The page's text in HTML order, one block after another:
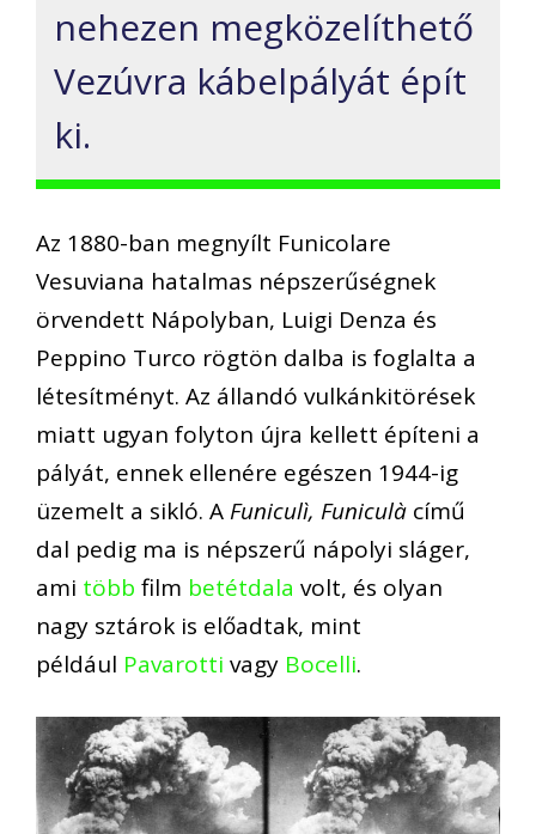
nehezen megközelíthető
Vezúvra kábelpályát épít
ki.
Az 1880-ban megnyílt Funicolare
Vesuviana hatalmas népszerűségnek
örvendett Nápolyban, Luigi Denza és
Peppino Turco rögtön dalba is foglalta a
létesítményt. Az állandó vulkánkitörések
miatt ugyan folyton újra kellett építeni a
pályát, ennek ellenére egészen 1944-ig
üzemelt a sikló. A Funiculì, Funiculà című
dal pedig ma is népszerű nápolyi sláger,
ami több film betétdala volt, és olyan
nagy sztárok is előadtak, mint
például Pavarotti vagy Bocelli.